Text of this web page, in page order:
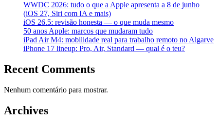
WWDC 2026: tudo o que a Apple apresenta a 8 de junho
(iOS 27, Siri com IA e mais)
iOS 26.5: revisão honesta — o que muda mesmo
50 anos Apple: marcos que mudaram tudo
iPad Air M4: mobilidade real para trabalho remoto no Algarve
iPhone 17 lineup: Pro, Air, Standard — qual é o teu?
Recent Comments
Nenhum comentário para mostrar.
Archives